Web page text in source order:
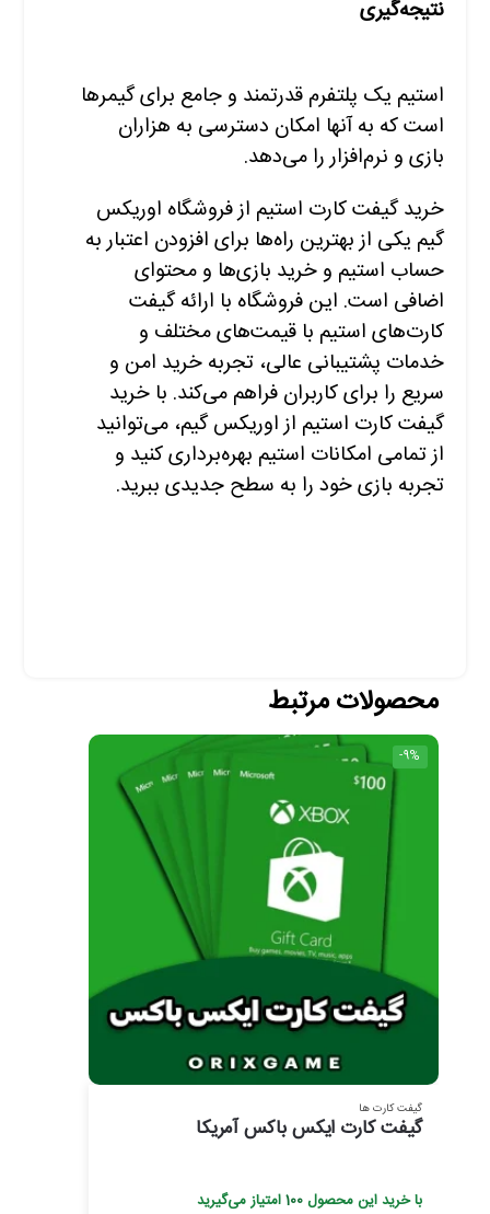
نتیجه‌گیری
استیم یک پلتفرم قدرتمند و جامع برای گیمرها
است که به آنها امکان دسترسی به هزاران
بازی و نرم‌افزار را می‌دهد.
خرید گیفت کارت استیم از فروشگاه اوریکس
گیم یکی از بهترین راه‌ها برای افزودن اعتبار به
حساب استیم و خرید بازی‌ها و محتوای
اضافی است. این فروشگاه با ارائه گیفت
کارت‌های استیم با قیمت‌های مختلف و
خدمات پشتیبانی عالی، تجربه خرید امن و
سریع را برای کاربران فراهم می‌کند. با خرید
گیفت کارت استیم از اوریکس گیم، می‌توانید
از تمامی امکانات استیم بهره‌برداری کنید و
تجربه بازی خود را به سطح جدیدی ببرید.
محصولات مرتبط
-9%
گیفت کارت ها
گیفت کارت ایکس باکس آمریکا
با خرید این محصول100امتیاز می‌گیرید